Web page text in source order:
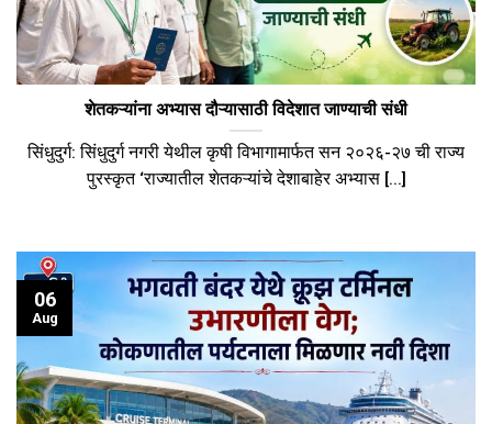
शेतकऱ्यांना अभ्यास दौऱ्यासाठी विदेशात जाण्याची संधी
सिंधुदुर्ग: सिंधुदुर्ग नगरी येथील कृषी विभागामार्फत सन २०२६-२७ ची राज्य
पुरस्कृत ‘राज्यातील शेतकऱ्यांचे देशाबाहेर अभ्यास [...]
06
Aug